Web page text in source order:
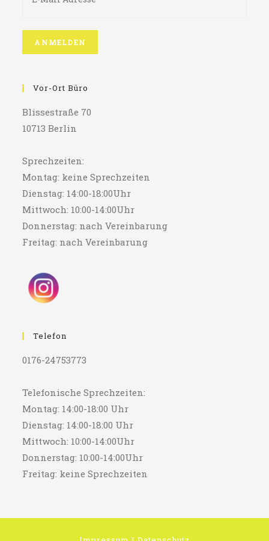
Vor-Ort Büro
Blissestraße 70
10713 Berlin
Sprechzeiten:
Montag: keine Sprechzeiten
Dienstag: 14:00-18:00Uhr
Mittwoch: 10:00-14:00Uhr
Donnerstag: nach Vereinbarung
Freitag: nach Vereinbarung
Telefon
0176-24753773
Telefonische Sprechzeiten:
Montag: 14:00-18:00 Uhr
Dienstag: 14:00-18:00 Uhr
Mittwoch: 10:00-14:00Uhr
Donnerstag: 10:00-14:00Uhr
Freitag: keine Sprechzeiten